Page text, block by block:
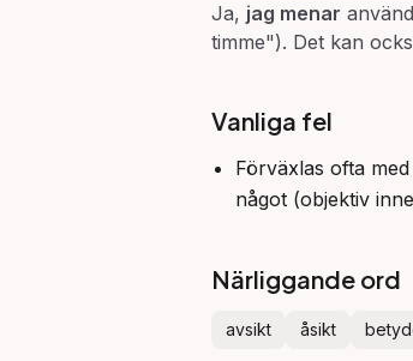
Ja, jag menar
timme"). Det kan
Vanliga fel
Förväxlas ofta med
något (objektiv
Närliggande ord
avsikt åsikt